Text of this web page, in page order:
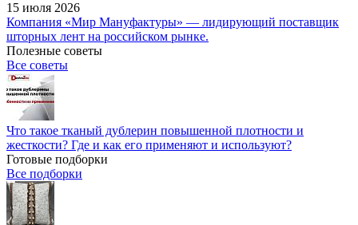
15 июля 2026
Компания «Мир Мануфактуры» — лидирующий поставщик
шторных лент на российском рынке.
Полезные советы
Все советы
Что такое тканый дублерин повышенной плотности и
жесткости? Где и как его применяют и используют?
Готовые подборки
Все подборки